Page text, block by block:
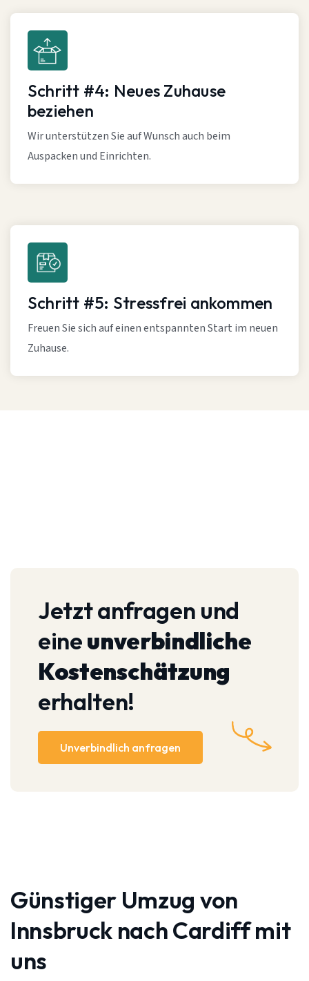
Schritt #4: Neues Zuhause
beziehen
Wir unterstützen Sie auf Wunsch auch beim
Auspacken und Einrichten.
Schritt #5: Stressfrei ankommen
Freuen Sie sich auf einen entspannten Start im neuen
Zuhause.
Jetzt anfragen und
eineunverbindliche
Kostenschätzung
erhalten!
Unverbindlich anfragen
Günstiger Umzug von
Innsbruck nach Cardiff mit
uns